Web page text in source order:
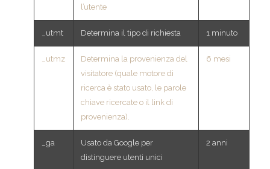
l’utente
_utmt Determina il tipo di richiesta 1 minuto
_utmz
Determina la provenienza del
visitatore (quale motore di
ricerca è stato usato, le parole
chiave ricercate o il link di
provenienza).
6 mesi
_ga
Usato da Google per
distinguere utenti unici
2 anni